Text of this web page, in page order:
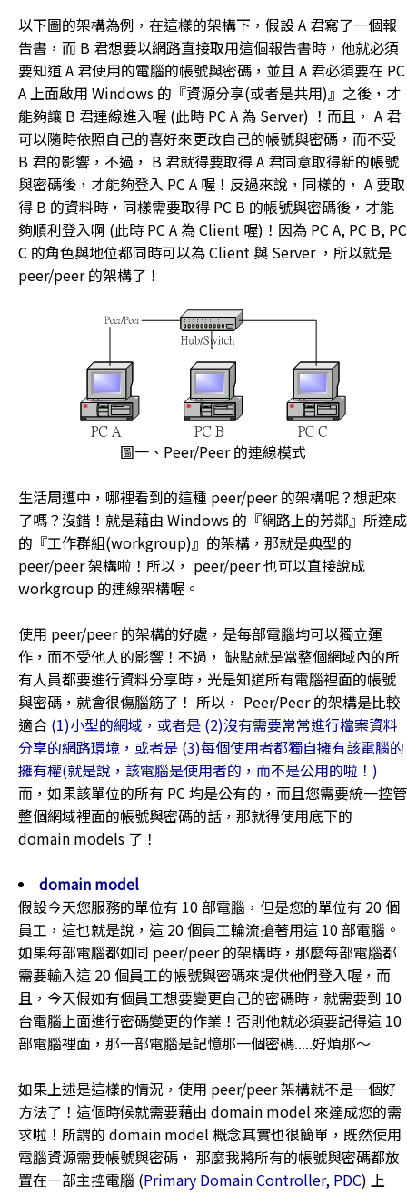
以下圖的架構為例，在這樣的架構下，假設 A 君寫了一個報
告書，而 B 君想要以網路直接取用這個報告書時，他就必須
要知道 A 君使用的電腦的帳號與密碼，並且 A 君必須要在 PC
A 上面啟用 Windows 的『資源分享(或者是共用)』之後，才
能夠讓 B 君連線進入喔 (此時 PC A 為 Server) ！而且， A 君
可以隨時依照自己的喜好來更改自己的帳號與密碼，而不受
B 君的影響，不過， B 君就得要取得 A 君同意取得新的帳號
與密碼後，才能夠登入 PC A 喔！反過來說，同樣的， A 要取
得 B 的資料時，同樣需要取得 PC B 的帳號與密碼後，才能
夠順利登入啊 (此時 PC A 為 Client 喔)！因為 PC A, PC B, PC
C 的角色與地位都同時可以為 Client 與 Server ，所以就是
peer/peer 的架構了！
圖一、Peer/Peer 的連線模式
生活周遭中，哪裡看到的這種 peer/peer 的架構呢？想起來
了嗎？沒錯！就是藉由 Windows 的『網路上的芳鄰』所達成
的『工作群組(workgroup)』的架構，那就是典型的
peer/peer 架構啦！所以， peer/peer 也可以直接說成
workgroup 的連線架構喔。
使用 peer/peer 的架構的好處，是每部電腦均可以獨立運
作，而不受他人的影響！不過， 缺點就是當整個網域內的所
有人員都要進行資料分享時，光是知道所有電腦裡面的帳號
與密碼，就會很傷腦筋了！ 所以， Peer/Peer 的架構是比較
適合 (1)小型的網域，或者是 (2)沒有需要常常進行檔案資料
分享的網路環境，或者是 (3)每個使用者都獨自擁有該電腦的
擁有權(就是說，該電腦是使用者的，而不是公用的啦！)
而，如果該單位的所有 PC 均是公有的，而且您需要統一控管
整個網域裡面的帳號與密碼的話，那就得使用底下的
domain models 了！
domain model
假設今天您服務的單位有 10 部電腦，但是您的單位有 20 個
員工，這也就是說，這 20 個員工輪流搶著用這 10 部電腦。
如果每部電腦都如同 peer/peer 的架構時，那麼每部電腦都
需要輸入這 20 個員工的帳號與密碼來提供他們登入喔，而
且，今天假如有個員工想要變更自己的密碼時，就需要到 10
台電腦上面進行密碼變更的作業！否則他就必須要記得這 10
部電腦裡面，那一部電腦是記憶那一個密碼.....好煩那～
如果上述是這樣的情況，使用 peer/peer 架構就不是一個好
方法了！這個時候就需要藉由 domain model 來達成您的需
求啦！所謂的 domain model 概念其實也很簡單，既然使用
電腦資源需要帳號與密碼， 那麼我將所有的帳號與密碼都放
置在一部主控電腦 (Primary Domain Controller, PDC) 上